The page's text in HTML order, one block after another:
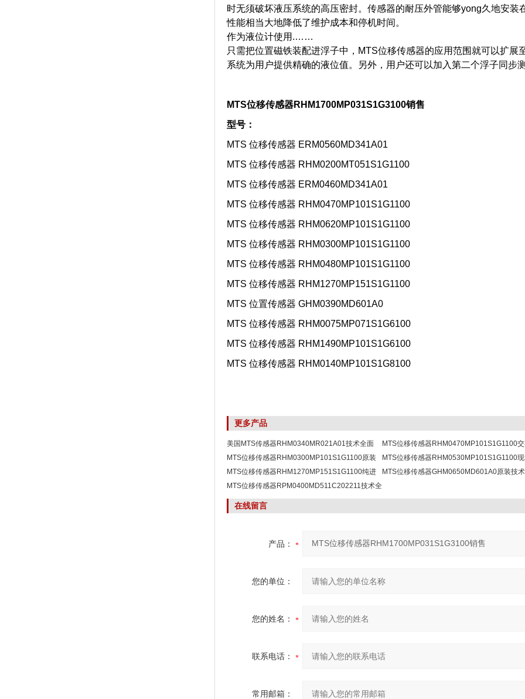
时无须破坏液压系统的高压密封。传感器的耐压外管能够yong久地安
性能相当大地降低了维护成本和停机时间。
作为液位计使用.……
只需把位置磁铁装配进浮子中，MTS位移传感器的应用范围就可以扩展
系统为用户提供精确的液位值。另外，用户还可以加入第二个浮子同步
MTS位移传感器RHM1700MP031S1G3100销售
型号：
MTS 位移传感器 ERM0560MD341A01
MTS 位移传感器 RHM0200MT051S1G1100
MTS 位移传感器 ERM0460MD341A01
MTS 位移传感器 RHM0470MP101S1G1100
MTS 位移传感器 RHM0620MP101S1G1100
MTS 位移传感器 RHM0300MP101S1G1100
MTS 位移传感器 RHM0480MP101S1G1100
MTS 位移传感器 RHM1270MP151S1G1100
MTS 位置传感器 GHM0390MD601A0
MTS 位移传感器 RHM0075MP071S1G6100
MTS 位移传感器 RHM1490MP101S1G6100
MTS 位移传感器 RHM0140MP101S1G8100
更多产品
美国MTS传感器RHM0340MR021A01技术全面
MTS位移传感器RHM0470MP101S1G1100
快
MTS位移传感器RHM0300MP101S1G1100原装
正品
MTS位移传感器RHM0530MP101S1G1100
优惠
MTS位移传感器RHM1270MP151S1G1100纯进
口
MTS位移传感器GHM0650MD601A0原装技
MTS位移传感器RPM0400MD511C202211技术全
面
在线留言
产品：
您的单位：
您的姓名：
联系电话：
常用邮箱：